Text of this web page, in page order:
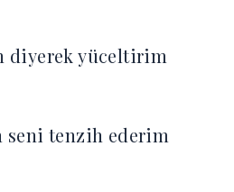
diyerek yüceltirim
seni tenzih ederim